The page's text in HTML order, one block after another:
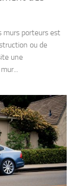
murs porteurs est
ou de
une